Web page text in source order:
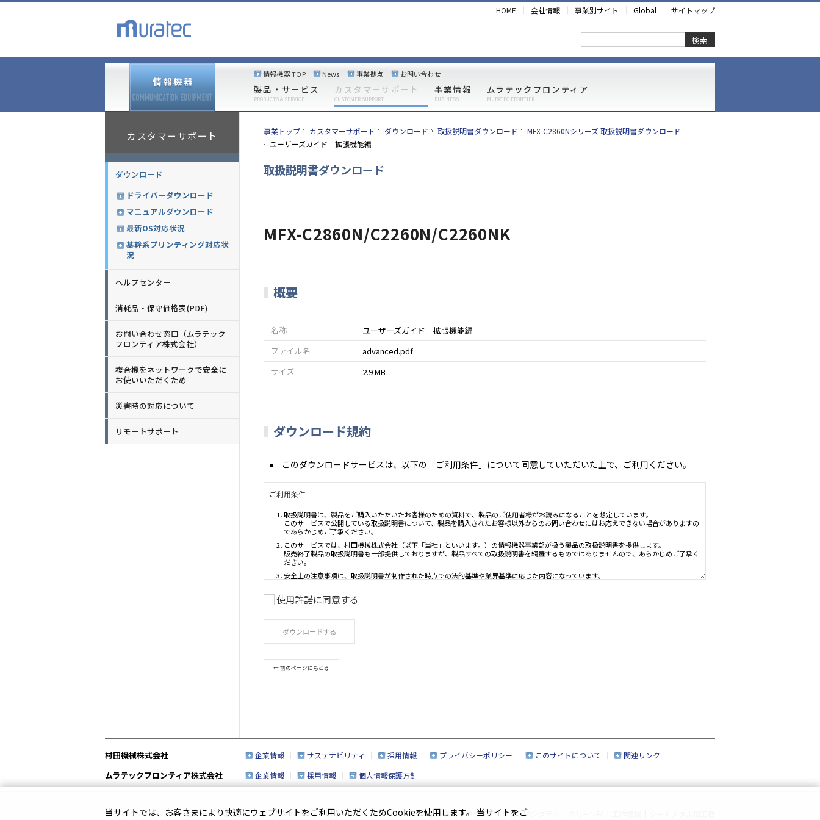
HOME 会社情報 事業別サイト Global サイトマップ
検索
製品・サービス
PRODUCTS & SERVICE
カスタマーサポート
CUSTOMER SUPPORT
事業情報
BUSINESS
ムラテックフロンティア
MURATEC FRONTIER
情報機器 TOP News 事業拠点 お問い合わせ
カスタマーサポート
ダウンロード
ドライバーダウンロード
マニュアルダウンロード
最新OS対応状況
基幹系プリンティング対応状
況
ヘルプセンター
消耗品・保守価格表(PDF)
お問い合わせ窓口（ムラテック
フロンティア株式会社）
複合機をネットワークで安全に
お使いいただくため
災害時の対応について
リモートサポート
事業トップ カスタマーサポート ダウンロード 取扱説明書ダウンロード
MFX-C2860Nシリーズ 取扱説明書ダウンロード
ユーザーズガイド 拡張機能編
取扱説明書ダウンロード
MFX-C2860N/C2260N/C2260NK
概要
名称
ユーザーズガイド 拡張機能編
ファイル名
advanced.pdf
サイズ
2.9 MB
ダウンロード規約
このダウンロードサービスは、以下の「ご利用条件」について同意していただいた上で、ご利用ください。
ご利用条件
取扱説明書は、製品をご購入いただいたお客様のための資料で、製品のご使用者様がお読みになることを想定しています。
取扱説明書の内容は、製品の仕様変更などで予告なく変更される場合があります。
このサービスで提供している取扱説明書の対象となる製品の一部には、すでに生産終了になっており、市場で入手できない
おりますので、あらかじめご了承ください。
取扱説明書の著作権は当社に帰属しており、許可なく、取扱説明書の内容の全部または一部を複製したり、改竄したりする
使用許諾に同意する
ダウンロードする
← 前のページにもどる
村田機械株式会社 企業情報 サステナビリティ 採用情報 プライバシーポリシー このサイトについて 関連リンク
ムラテックフロンティア株式会社 企業情報 採用情報 個人情報保護方針
企業情報 | ロジスティクス＆FAシステム
プライバシーポリシー | このサイトについて | ソーシャルメディアポリシー
当サイトでは、お客さまにより快適にウェブサイトをご利用いただくためCookieを使用します。 当サイトをご